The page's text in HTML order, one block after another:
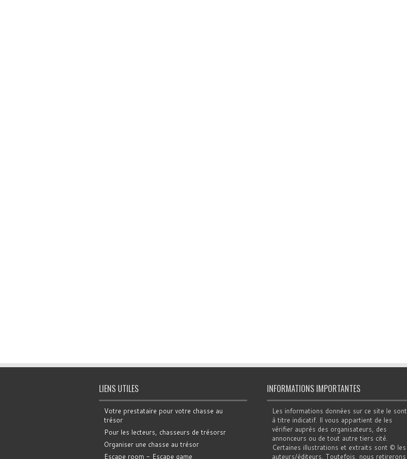
LIENS UTILES
Votre prestataire pour votre chasse au
trésor
Pour les lecteurs, chasseurs de trésorsr
Organiser une chasse au trésor
Escape room - Escape game
INFORMATIONS IMPORTANTES
Les informations données sur ce site le sont
à titre indicatif. Il vous appartient de les
vérifier auprès des organisateurs, des
annonceurs ou de tout autre tiers cité.
Certaines illustrations et extraits sont © les
auteurs/éditeurs. Toutefois, nous retirerons